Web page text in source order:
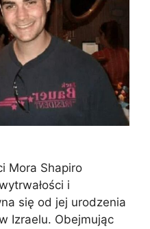
Mora Shapiro
i
się od jej urodzenia
Izraelu. Obejmując